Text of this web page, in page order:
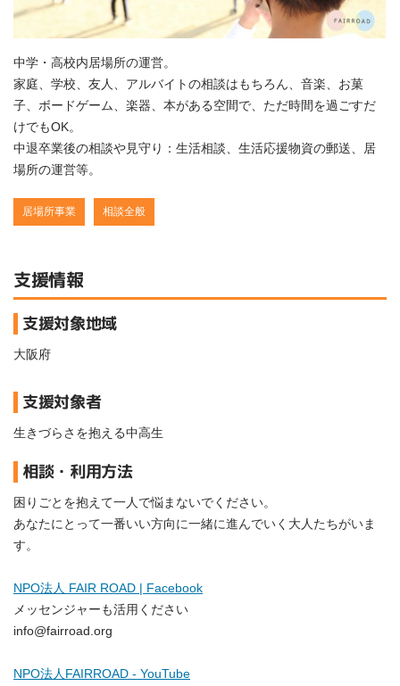
中学・高校内居場所の運営。
家庭、学校、友人、アルバイトの相談はもちろん、音楽、お菓
子、ボードゲーム、楽器、本がある空間で、ただ時間を過ごすだ
けでもOK。
中退卒業後の相談や見守り：生活相談、生活応援物資の郵送、居
場所の運営等。
居場所事業 相談全般
支援情報
支援対象地域
大阪府
支援対象者
生きづらさを抱える中高生
相談・利用方法
困りごとを抱えて一人で悩まないでください。
あなたにとって一番いい方向に一緒に進んでいく大人たちがいま
す。
NPO法人 FAIR ROAD | Facebook
メッセンジャーも活用ください
info@fairroad.org
NPO法人FAIRROAD - YouTube